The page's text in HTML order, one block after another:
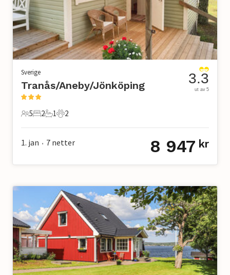
Sverige
Tranås/Aneby/Jönköping
5 Gjester
5
2 Soverom
2
1 Bad
1
2 Kjæledyr
2
3.3
ut av 5
1. jan • 7 netter 8 947 kr